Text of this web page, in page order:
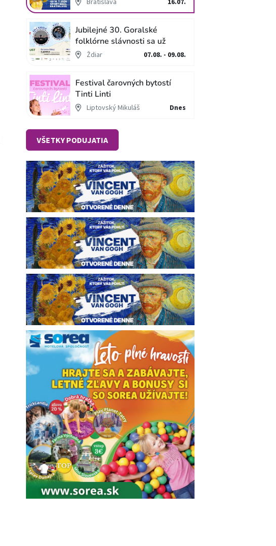
Jubilejné 30. Goralské
folklórne slávnosti sa už
blížiaŽdiar 07.08. - 09.08.
Festival čarovných bytostí
Tinti Linti
Liptovský Mikuláš Dnes
VŠETKY PODUJATIA